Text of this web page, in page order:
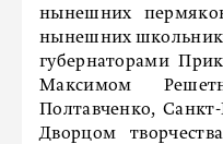
нынешних
нынешних
губернаторами
Максимом
Полтавченко,
Дворцом